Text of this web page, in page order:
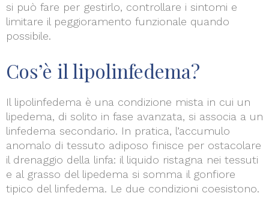
si può fare per gestirlo, controllare i sintomi e
limitare il peggioramento funzionale quando
possibile.
Cos’è il lipolinfedema?
Il lipolinfedema è una condizione mista in cui un
lipedema, di solito in fase avanzata, si associa a un
linfedema secondario. In pratica, l’accumulo
anomalo di tessuto adiposo finisce per ostacolare
il drenaggio della linfa: il liquido ristagna nei tessuti
e al grasso del lipedema si somma il gonfiore
tipico del linfedema. Le due condizioni coesistono.